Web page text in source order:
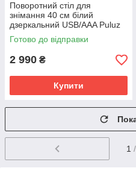
Поворотний стіл для
знімання 40 см білий
дзеркальний USB/AAA Puluz
TBD0606412202A
Готово до відправки
2 990 ₴
Купити
1